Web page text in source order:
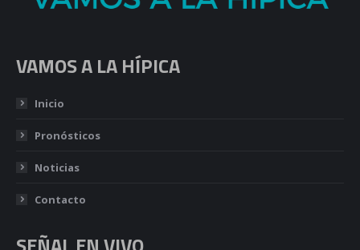
VAMOS A LA HÍPICA
Inicio
Pronósticos
Noticias
Contacto